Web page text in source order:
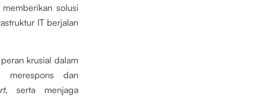
solusi
IT berjalan
krusial dalam
merespons dan
, serta menjaga